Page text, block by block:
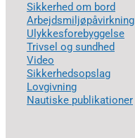
Sikkerhed om bord
Arbejdsmiljøpåvirkning
Ulykkesforebyggelse
Trivsel og sundhed
Video
Sikkerhedsopslag
Lovgivning
Nautiske publikationer